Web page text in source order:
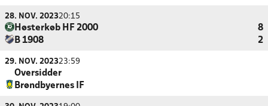
28. NOV. 202320:15
Høsterkøb HF 2000
8
B 1908
2
29. NOV. 202323:59
Oversidder
Brøndbyernes IF